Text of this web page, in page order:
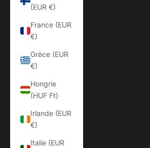
(EUR €)
France (EUR
€)
Grèce (EUR
€)
Hongrie
(HUF Ft)
Irlande (EUR
€)
Italie (EUR